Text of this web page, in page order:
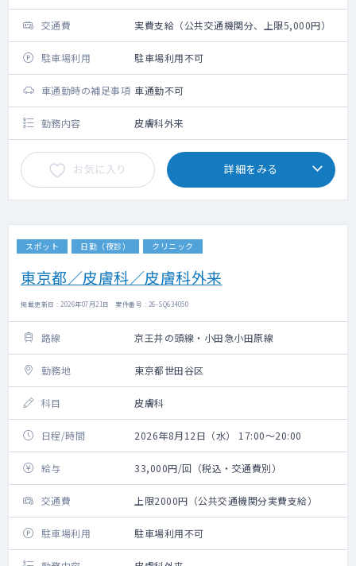
交通費 実費支給（公共交通機関分、上限5,000円）
駐車場利用 駐車場利用不可
車通勤時の補足事項 車通勤不可
勤務内容 皮膚科外来
お気に入り 詳細をみる
スポット 日勤（夜診） クリニック
東京都／皮膚科／皮膚科外来
掲載更新日 : 2026年07月21日 案件番号 : 26-SQ634050
路線 京王井の頭線・小田急小田原線
勤務地 東京都世田谷区
科目 皮膚科
日程/時間 2026年8月12日（水） 17:00～20:00
給与 33,000円/回（税込・交通費別）
交通費 上限2000円（公共交通機関分実費支給）
駐車場利用 駐車場利用不可